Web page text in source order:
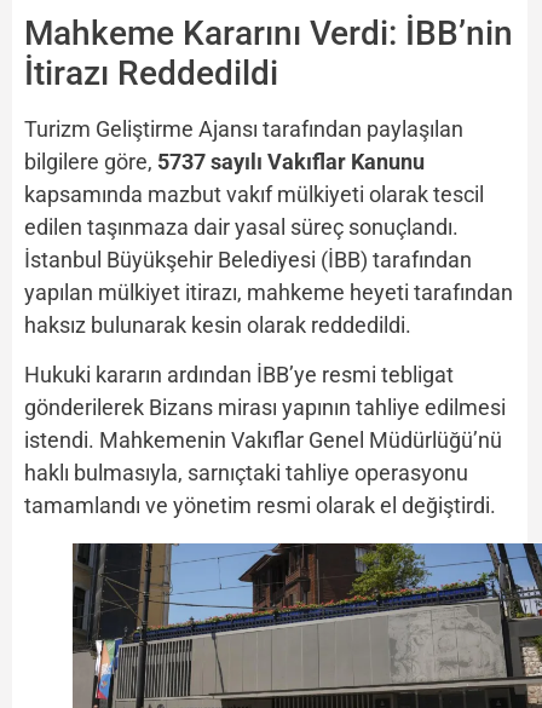
Mahkeme Kararını Verdi: İBB’nin
İtirazı Reddedildi
Turizm Geliştirme Ajansı tarafından paylaşılan
bilgilere göre, 5737 sayılı Vakıflar Kanunu
kapsamında mazbut vakıf mülkiyeti olarak tescil
edilen taşınmaza dair yasal süreç sonuçlandı.
İstanbul Büyükşehir Belediyesi (İBB) tarafından
yapılan mülkiyet itirazı, mahkeme heyeti tarafından
haksız bulunarak kesin olarak reddedildi.
Hukuki kararın ardından İBB’ye resmi tebligat
gönderilerek Bizans mirası yapının tahliye edilmesi
istendi. Mahkemenin Vakıflar Genel Müdürlüğü’nü
haklı bulmasıyla, sarnıçtaki tahliye operasyonu
tamamlandı ve yönetim resmi olarak el değiştirdi.